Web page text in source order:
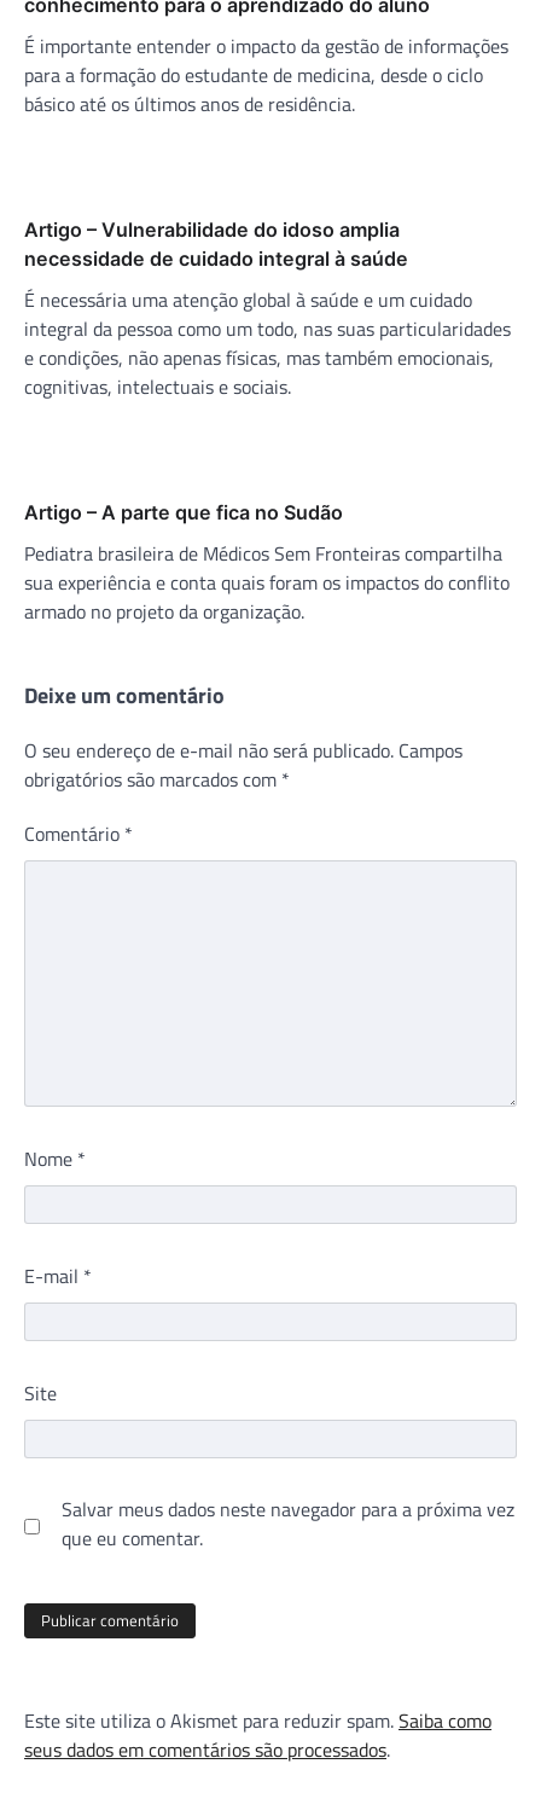
É importante entender o impacto da gestão de informações
para a formação do estudante de medicina, desde o ciclo
básico até os últimos anos de residência.
Artigo – Vulnerabilidade do idoso amplia
necessidade de cuidado integral à saúde
É necessária uma atenção global à saúde e um cuidado
integral da pessoa como um todo, nas suas particularidades
e condições, não apenas físicas, mas também emocionais,
cognitivas, intelectuais e sociais.
Artigo – A parte que fica no Sudão
Pediatra brasileira de Médicos Sem Fronteiras compartilha
sua experiência e conta quais foram os impactos do conflito
armado no projeto da organização.
Deixe um comentário
O seu endereço de e-mail não será publicado. Campos
obrigatórios são marcados com *
Comentário *
Nome *
E-mail *
Site
Salvar meus dados neste navegador para a próxima vez
que eu comentar.
Este site utiliza o Akismet para reduzir spam.Saiba como
seus dados em comentários são processados.